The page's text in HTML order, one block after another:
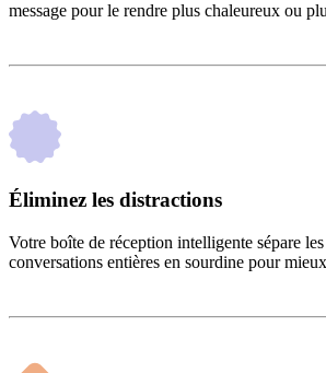
message pour le rendre plus chaleureux ou
Éliminez les distractions
Votre boîte de réception intelligente sépare
conversations entières en sourdine pour